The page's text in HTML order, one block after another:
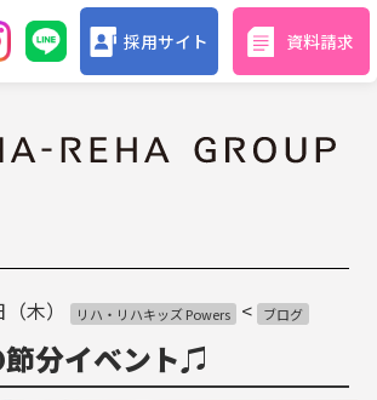
採用サイト 資料請求
木） リハ・リハキッズ Powers < ブログ
分イベント♫